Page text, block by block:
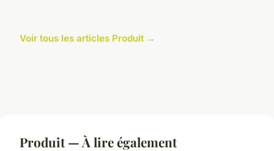
Voir tous les articles Produit →
Produit — À lire également